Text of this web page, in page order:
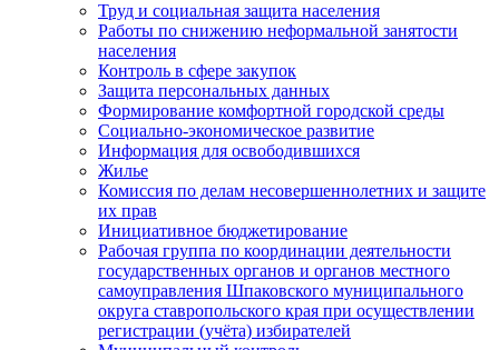
Труд и социальная защита населения
Работы по снижению неформальной занятости
населения
Контроль в сфере закупок
Защита персональных данных
Формирование комфортной городской среды
Социально-экономическое развитие
Информация для освободившихся
Жилье
Комиссия по делам несовершеннолетних и защите
их прав
Инициативное бюджетирование
Рабочая группа по координации деятельности
государственных органов и органов местного
самоуправления Шпаковского муниципального
округа ставропольского края при осуществлении
регистрации (учёта) избирателей